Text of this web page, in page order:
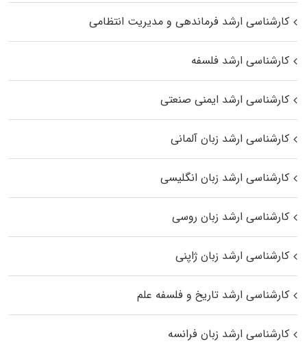
کارشناسی ارشد فرماندهی و مدیریت انتظامی
کارشناسی ارشد فلسفه
کارشناسی ارشد ایمنی صنعتی
کارشناسی ارشد زبان آلمانی
کارشناسی ارشد زبان انگلیسی
کارشناسی ارشد زبان روسی
کارشناسی ارشد زبان ژاپنی
کارشناسی ارشد تاریخ و فلسفه علم
کارشناسی ارشد زبان فرانسه